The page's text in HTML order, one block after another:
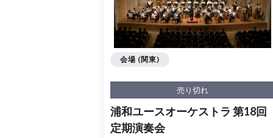
売り切れ
浦和ユースオーケストラ 第18回
定期演奏会
会場 (関東)